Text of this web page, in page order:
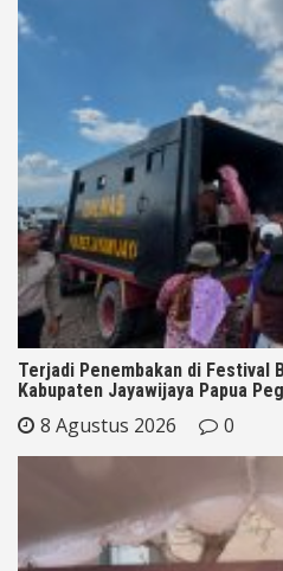
Terjadi Penembakan di Festival
Kabupaten Jayawijaya Papua
8 Agustus 2026 0